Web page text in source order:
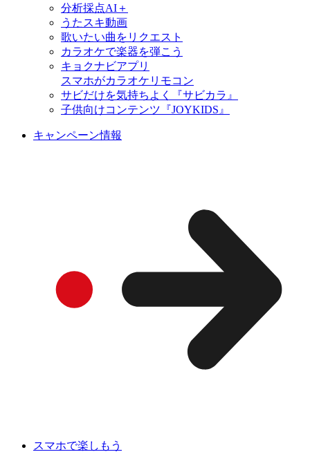
分析採点AI＋
うたスキ動画
歌いたい曲をリクエスト
カラオケで楽器を弾こう
キョクナビアプリ
スマホがカラオケリモコン
サビだけを気持ちよく『サビカラ』
子供向けコンテンツ『JOYKIDS』
キャンペーン情報
スマホで楽しもう